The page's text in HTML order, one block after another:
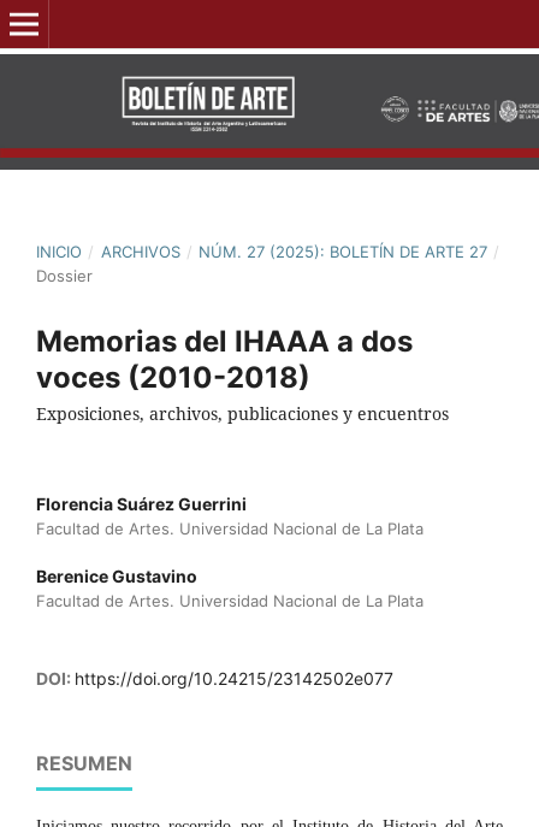
INICIO / ARCHIVOS / NÚM. 27 (2025): BOLETÍN DE ARTE 27 /
Dossier
Memorias del IHAAA a dos
voces (2010-2018)
Exposiciones, archivos, publicaciones y encuentros
Florencia Suárez Guerrini
Facultad de Artes. Universidad Nacional de La Plata
Berenice Gustavino
Facultad de Artes. Universidad Nacional de La Plata
DOI: https://doi.org/10.24215/23142502e077
RESUMEN